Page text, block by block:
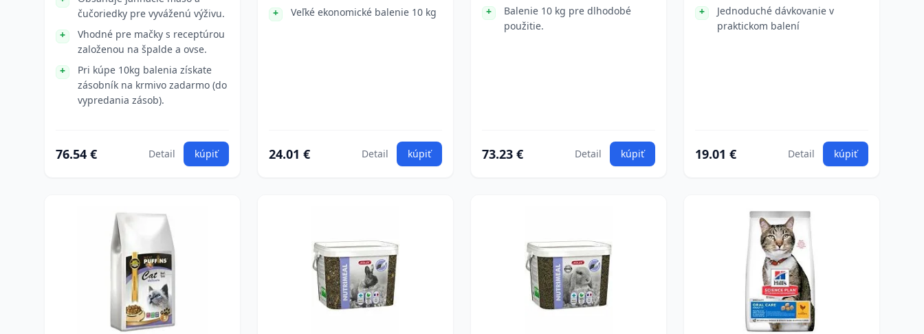
čučoriedky pre vyváženú výživu.
Vhodné pre mačky s receptúrou
založenou na špalde a ovse.
Pri kúpe 10kg balenia získate
zásobník na krmivo zadarmo (do
vypredania zásob).
76.54 € Detail kúpiť
Veľké ekonomické balenie 10 kg
24.01 € Detail kúpiť
Balenie 10 kg pre dlhodobé
použitie.
73.23 € Detail kúpiť
Jednoduché dávkovanie v
praktickom balení
19.01 € Detail kúpiť